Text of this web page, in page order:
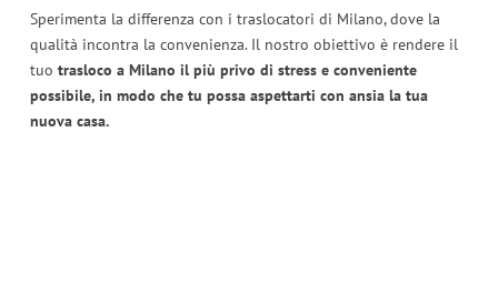
Sperimenta la differenza con i traslocatori di Milano, dove la
qualità incontra la convenienza. Il nostro obiettivo è rendere il
tuo trasloco a Milano il più privo di stress e conveniente
possibile, in modo che tu possa aspettarti con ansia la tua
nuova casa.